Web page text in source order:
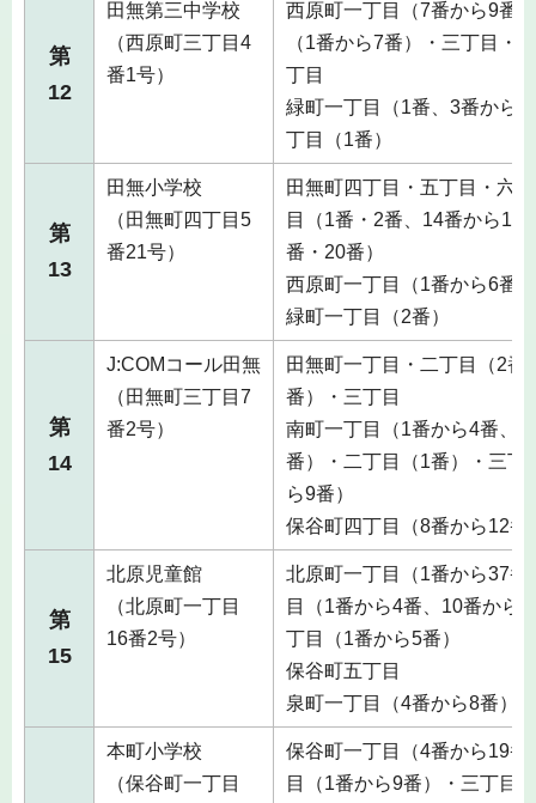
第
12
田無第三中学校
（西原町三丁目4
番1号）
西原町一丁目（7番から9番
（1番から7番）・三丁目・
丁目
緑町一丁目（1番、3番から8
丁目（1番）
第
13
田無小学校
（田無町四丁目5
番21号）
田無町四丁目・五丁目・六
目（1番・2番、14番から16
番・20番）
西原町一丁目（1番から6番）
緑町一丁目（2番）
第
14
J:COMコール田無
（田無町三丁目7
番2号）
田無町一丁目・二丁目（2番
番）・三丁目
南町一丁目（1番から4番、
番）・二丁目（1番）・三丁
ら9番）
保谷町四丁目（8番から12番
第
15
北原児童館
（北原町一丁目
16番2号）
北原町一丁目（1番から37番
目（1番から4番、10番から
丁目（1番から5番）
保谷町五丁目
泉町一丁目（4番から8番）
本町小学校
（保谷町一丁目
保谷町一丁目（4番から19番
目（1番から9番）・三丁目